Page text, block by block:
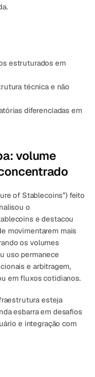
estruturados em
técnica e não
diferenciadas em
volume
of Stablecoins”) feito
o
e destacou
movimentarem mais
os volumes
uso permanece
e arbitragem,
em fluxos cotidianos.
esteja
esbarra em desafios
e integração com